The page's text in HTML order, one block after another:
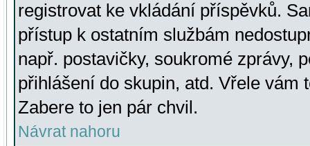
registrovat ke vkládání příspěvků.
přístup k ostatním službám
např. postavičky, soukromé zprávy,
přihlášení do skupin, atd. Vřele vám
Zabere to jen pár chvil.
Návrat nahoru